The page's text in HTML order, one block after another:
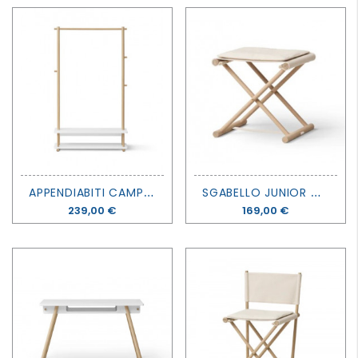
A
PPENDIABITI CAMP - OLIVER FURNITURE
Prezzo
239,00 €
S
GABELLO JUNIOR CAMP - OLIVER FURNITURE
Prezzo
169,00 €